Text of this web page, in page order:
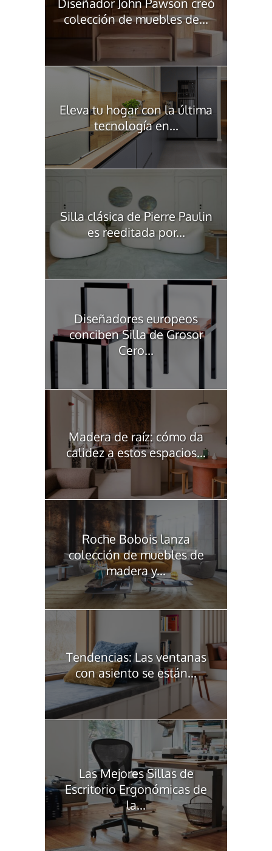
colección de muebles de...
Eleva tu hogar con la última
tecnología en...
Silla clásica de Pierre Paulin
es reeditada por...
Diseñadores europeos
conciben Silla de Grosor
Cero...
Madera de raíz: cómo da
calidez a estos espacios...
Roche Bobois lanza
colección de muebles de
madera y...
Tendencias: Las ventanas
con asiento se están...
Las Mejores Sillas de
Escritorio Ergonómicas de
la...